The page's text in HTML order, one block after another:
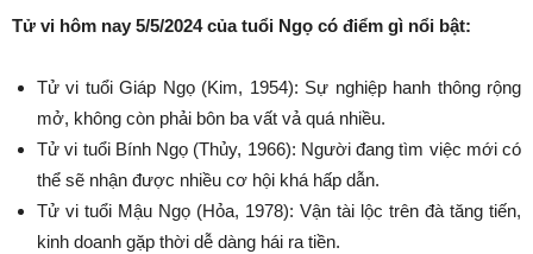
Tử vi hôm nay 5/5/2024 của tuổi Ngọ có điểm gì nổi bật:
Tử vi tuổi Giáp Ngọ (Kim, 1954): Sự nghiệp hanh thông rộng
mở, không còn phải bôn ba vất vả quá nhiều.
Tử vi tuổi Bính Ngọ (Thủy, 1966): Người đang tìm việc mới có
thể sẽ nhận được nhiều cơ hội khá hấp dẫn.
Tử vi tuổi Mậu Ngọ (Hỏa, 1978): Vận tài lộc trên đà tăng tiến,
kinh doanh gặp thời dễ dàng hái ra tiền.